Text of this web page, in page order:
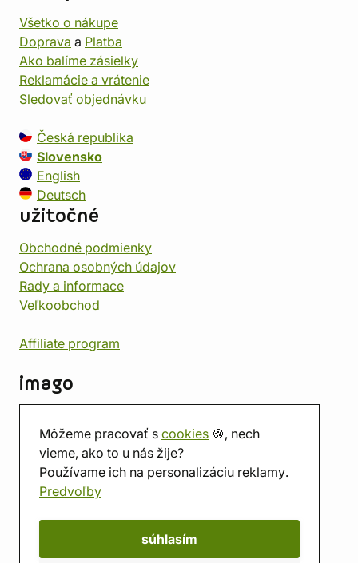
Môžeme pracovať s cookies 🍪, nech
vieme, ako to u nás žije?
Používame ich na personalizáciu reklamy.
Predvoľby
súhlasím
Všetko o nákupe
Doprava a Platba
Ako balíme zásielky
Reklamácie a vrátenie
Sledovať objednávku
Česká republika
Slovensko
English
Deutsch
užitočné
Obchodné podmienky
Ochrana osobných údajov
Rady a informace
Veľkoobchod
Affiliate program
imago
Predajňa
Herňa
O nás
Hodnotenie obchodu